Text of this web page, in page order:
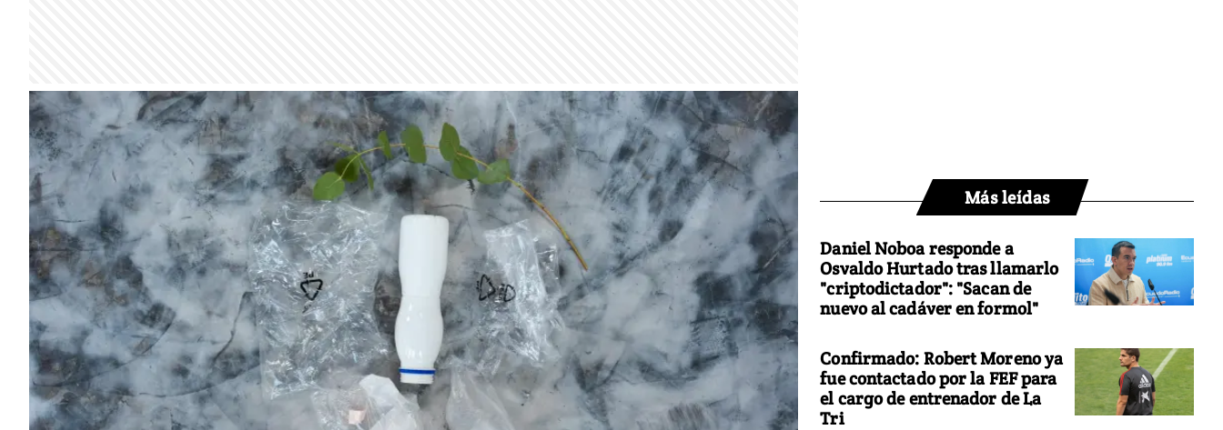
Más leídas
Daniel Noboa responde a
Osvaldo Hurtado tras llamarlo
"criptodictador": "Sacan de
nuevo al cadáver en formol"
Confirmado: Robert Moreno ya
fue contactado por la FEF para
el cargo de entrenador de La
Tri